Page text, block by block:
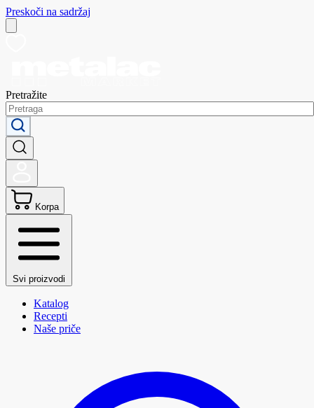
Preskoči na sadržaj
Pretražite
Korpa
Svi proizvodi
Katalog
Recepti
Naše priče